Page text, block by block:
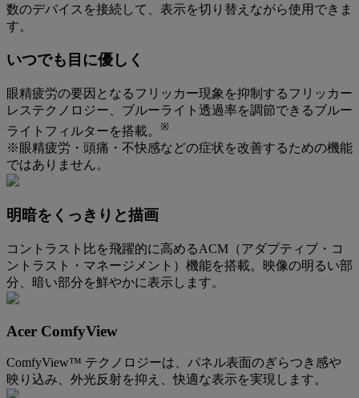
数のデバイスを接続して、表示を切り替えながら使用できま
す。
いつでも目に優しく
眼精疲労の要因となるフリッカー現象を抑制するフリッカー
レステクノロジー、ブルーライト透過率を調節できるブルー
ライトフィルターを搭載。 ※
※眼精疲労・頭痛・不快感などの症状を改善するための機能
ではありません。
明暗をくっきりと描画
コントラスト比を飛躍的に高めるACM（アダプティブ・コ
ントラスト・マネージメント）機能を搭載。映像の明るい部
分、暗い部分を鮮やかに表示します。
Acer ComfyView
ComfyView™ テクノロジーは、パネル表面のぎらつき感や
映り込み、外光反射を抑え、快適な表示を実現します。